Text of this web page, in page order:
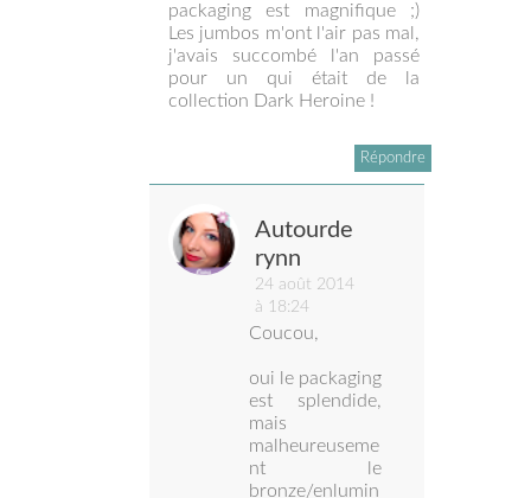
packaging est magnifique ;)
Les jumbos m'ont l'air pas mal,
j'avais succombé l'an passé
pour un qui était de la
collection Dark Heroine !
Répondre
Autourde
rynn
24 août 2014
à 18:24
Coucou,
oui le packaging
est splendide,
mais
malheureuseme
nt le
bronze/enlumin